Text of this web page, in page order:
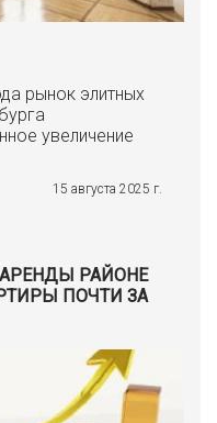
рынок элитных
увеличение
15 августа 2025 г.
РАЙОНЕ
ПОЧТИ ЗА